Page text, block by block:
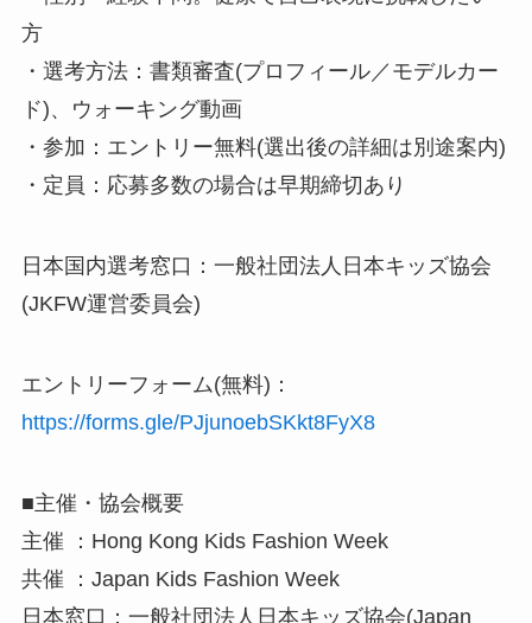
方
・選考方法：書類審査(プロフィール／モデルカー
ド)、ウォーキング動画
・参加：エントリー無料(選出後の詳細は別途案内)
・定員：応募多数の場合は早期締切あり
日本国内選考窓口：一般社団法人日本キッズ協会
(JKFW運営委員会)
エントリーフォーム(無料)：
https://forms.gle/PJjunoebSKkt8FyX8
■主催・協会概要
主催 ：Hong Kong Kids Fashion Week
共催 ：Japan Kids Fashion Week
日本窓口：一般社団法人日本キッズ協会(Japan